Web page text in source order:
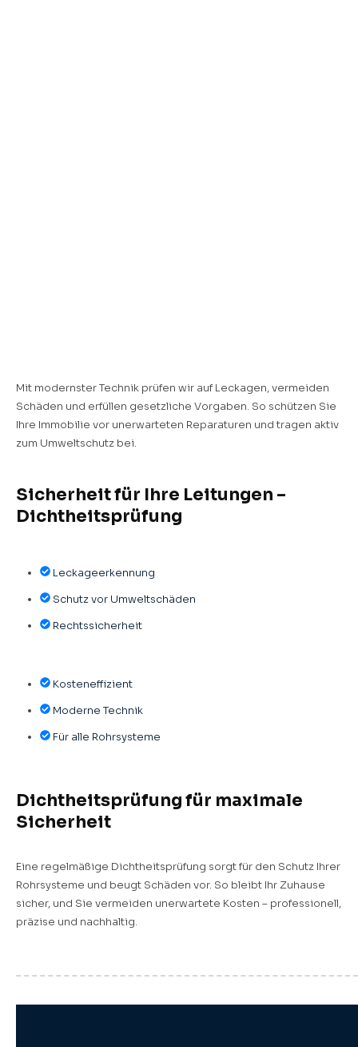
Mit modernster Technik prüfen wir auf Leckagen, vermeiden
Schäden und erfüllen gesetzliche Vorgaben. So schützen Sie
Ihre Immobilie vor unerwarteten Reparaturen und tragen aktiv
zum Umweltschutz bei.
Sicherheit für Ihre Leitungen –
Dichtheitsprüfung
Leckageerkennung
Schutz vor Umweltschäden
Rechtssicherheit
Kosteneffizient
Moderne Technik
Für alle Rohrsysteme
Dichtheitsprüfung für maximale
Sicherheit
Eine regelmäßige Dichtheitsprüfung sorgt für den Schutz Ihrer
Rohrsysteme und beugt Schäden vor. So bleibt Ihr Zuhause
sicher, und Sie vermeiden unerwartete Kosten – professionell,
präzise und nachhaltig.